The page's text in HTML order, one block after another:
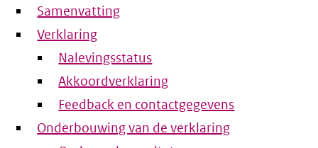
Samenvatting
Verklaring
Nalevingsstatus
Akkoordverklaring
Feedback en contactgegevens
Onderbouwing van de verklaring